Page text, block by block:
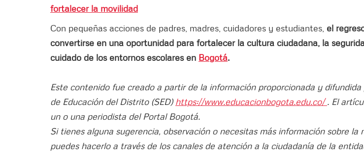
fortalecer la movilidad
Con pequeñas acciones de padres, madres, cuidadores y estudiantes, el
convertirse en una oportunidad para fortalecer la cultura ciudadana, la
cuidado de los entornos escolares en Bogotá.
Este contenido fue creado a partir de la información proporcionada y
de Educación del Distrito (SED) https://www.educacionbogota.edu.co/. El
un o una periodista del Portal Bogotá.
Si tienes alguna sugerencia, observación o necesitas más información sobre la
puedes hacerlo a través de los canales de atención a la ciudadanía de la